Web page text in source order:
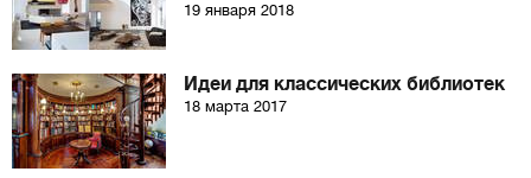
19 января 2018
Идеи для классических библиотек
18 марта 2017